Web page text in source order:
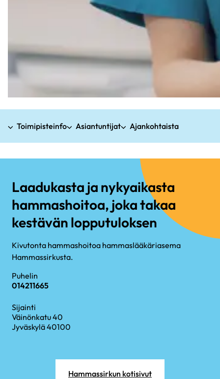
Toimipisteinfo Asiantuntijat Ajankohtaista
Laadukasta ja nykyaikasta
hammashoitoa, joka takaa
kestävän lopputuloksen
Kivutonta hammashoitoa hammaslääkäriasema
Hammassirkusta.
Hammassirkun kotisivut
Puhelin
014211665
Sijainti
Väinönkatu 40
Jyväskylä 40100